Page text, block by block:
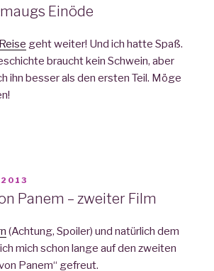
Einöde
geht weiter! Und ich hatte Spaß.
braucht kein Schwein, aber
ihn besser als den ersten Teil. Möge
Panem – zweiter Film
(Achtung, Spoiler) und natürlich dem
mich schon lange auf den zweiten
Panem“ gefreut.